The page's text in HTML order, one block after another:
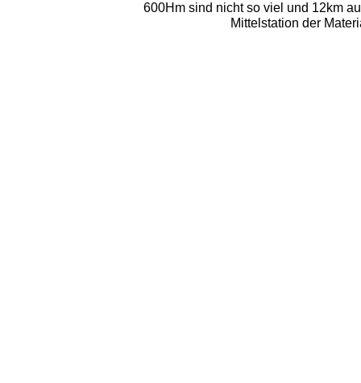
600Hm sind nicht so viel und 12km
Mittelstation der